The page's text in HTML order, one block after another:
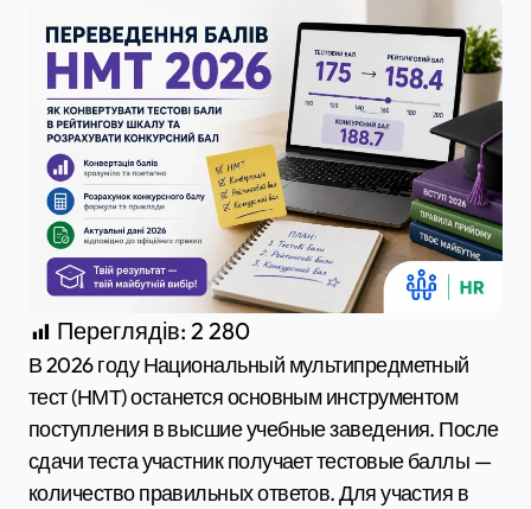
Переглядів: 2 280
В 2026 году Национальный мультипредметный
тест (НМТ) останется основным инструментом
поступления в высшие учебные заведения. После
сдачи теста участник получает тестовые баллы —
количество правильных ответов. Для участия в